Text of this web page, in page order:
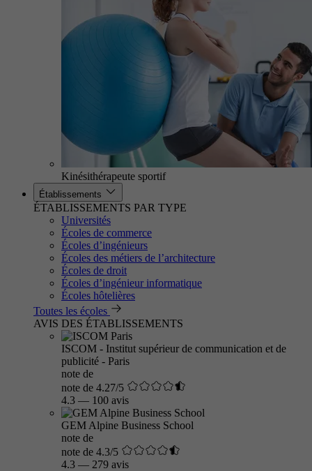
Kinésithérapeute sportif
Établissements
ÉTABLISSEMENTS PAR TYPE
Universités
Écoles de commerce
Écoles d’ingénieurs
Écoles des métiers de l’architecture
Écoles de droit
Écoles d’ingénieur informatique
Écoles hôtelières
Toutes les écoles
AVIS DES ÉTABLISSEMENTS
ISCOM - Institut supérieur de communication et de
publicité - Paris
note de
note de 4.27/5
4.3 — 100 avis
GEM Alpine Business School
note de
note de 4.3/5
4.3 — 279 avis